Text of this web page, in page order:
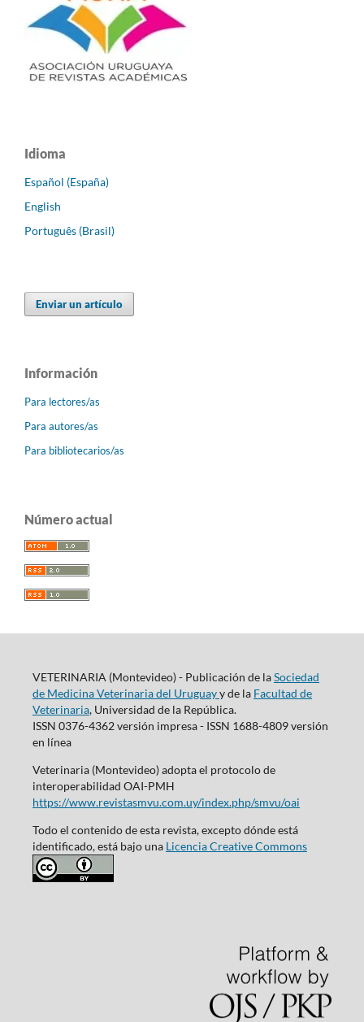
Idioma
Español (España)
English
Português (Brasil)
Enviar un artículo
Información
Para lectores/as
Para autores/as
Para bibliotecarios/as
Número actual
VETERINARIA (Montevideo) - Publicación de laSociedad
de Medicina Veterinaria del Uruguayy de la Facultad de
Veterinaria, Universidad de la República.
ISSN 0376-4362 versión impresa - ISSN 1688-4809 versión
en línea
Veterinaria (Montevideo) adopta el protocolo de
interoperabilidad OAI-PMH
https://www.revistasmvu.com.uy/index.php/smvu/oai
Todo el contenido de esta revista, excepto dónde está
identificado, está bajo una Licencia Creative Commons